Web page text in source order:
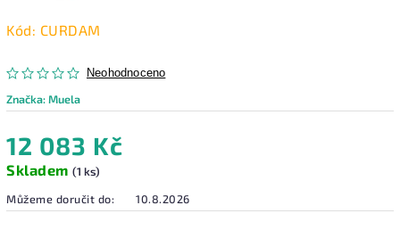
Kód: CURDAM
Neohodnoceno
Značka:Muela
12 083 Kč
Skladem (1 ks)
Můžeme doručit do:
10.8.2026